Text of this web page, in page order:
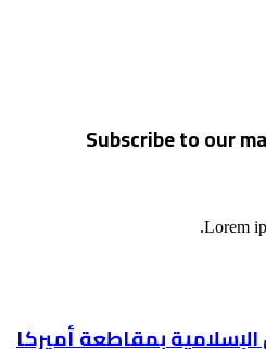
Subscribe to our
Lorem
بمقاطعة أميركا